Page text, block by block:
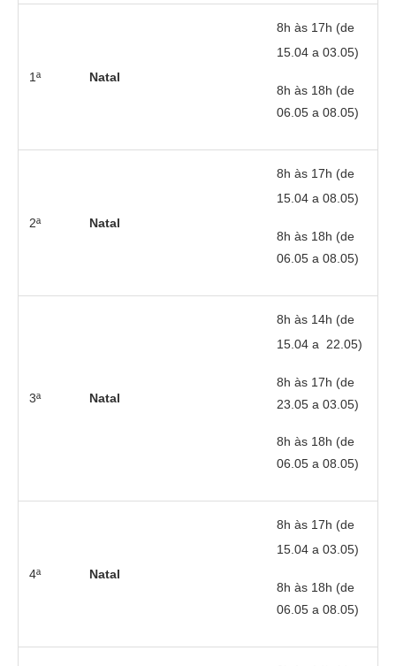
1ª Natal
8h às 17h (de
15.04 a 03.05)
8h às 18h (de
06.05 a 08.05)
2ª Natal
8h às 17h (de
15.04 a 08.05)
8h às 18h (de
06.05 a 08.05)
3ª Natal
8h às 14h (de
15.04 a 22.05)
8h às 17h (de
23.05 a 03.05)
8h às 18h (de
06.05 a 08.05)
4ª Natal
8h às 17h (de
15.04 a 03.05)
8h às 18h (de
06.05 a 08.05)